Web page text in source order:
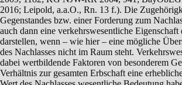
2016; Leipold, a.a.O., Rn. 13 f.). Die
Gegenstandes bzw. einer Forderung zum
auch dann eine verkehrswesentliche Eigenschaft
darstellen, wenn – wie hier – eine mögliche
des Nachlasses nicht im Raum steht.
dabei wertbildende Faktoren von besonderem
Verhältnis zur gesamten Erbschaft eine